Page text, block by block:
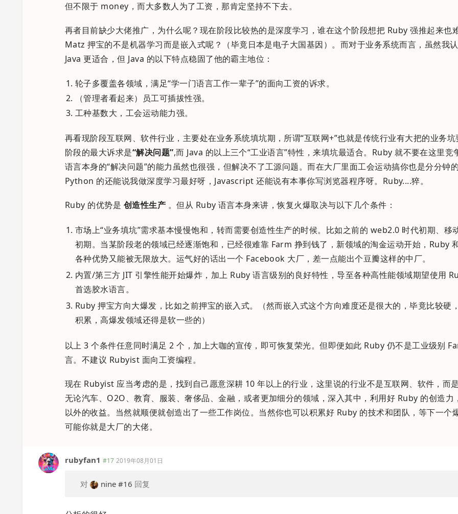
但不限于 money，而大多数人为了工资，那肯定坚持不下去。
再者目前缺少大佬推广，为什么呢？现在阶段比较热的是深度学习，谁在这个阶段想把 Ruby 强推起来也
Matz 押宝的不是机器学习而是嵌入式呢？（毕竟日本是电子大国基因）。而对于业务系统而言，虽然我
Java 更适合，但 Java 的以下特点稳固了他的霸主地位：
轮子多覆盖各领域，满足“学一门语言工作一辈子”的面向工资的诉求。
（管理者看起来）员工可插拔性强。
工种基数大，工会运动能力强。
再看现阶段互联网、软件行业，主要处在业务系统填坑期，所谓“互联网+”也就是传统行业有大把的业务
阶段的最大诉求是“解决问题”,而 Java 的以上三个“工业语言”特性，来填坑最适合。Ruby 就不要在这里竞
语言本身的“解决问题”的能力虽然也很强，但解决不了工源问题。而在大厂里面工会运动搞你也是分分钟
Python 的还能说我做深度学习最好呀，Javascript 还能说有本事你写浏览器程序呀。Ruby....猝。
Ruby 的优势是 创造性生产 。但从 Ruby 语言本身来讲，恢复火爆取决与以下几个条件：
市场上“业务填坑”需求基本慢慢饱和，转而需要创造性生产的时候。比如之前的 web2.0 时代初期、移
初期。当某阶段老的领域已经逐渐饱和，已经很难靠 Farm 挣到钱了，新领域的淘金运动开始，Ruby
各种优势又能被无限放大。运气好的话出一个 Facebook 大厂，差一点能出个豆瓣这样的中厂。
内置/第三方 JIT 引擎性能开始爆炸，加上 Ruby 语言级别的良好特性，导至各种高性能领域期望使用
首选胶水语言。
Ruby 押宝方向大爆发，比如之前押宝的嵌入式。（然而嵌入式这个方向难度还是很大的，毕竟比较硬
积累，高爆发领域还得是软一些的）
以上 3 个条件任意同时满足 2 个，加上大咖的宣传，即可恢复荣光。但即便如此 Ruby 仍不是工业级别
言。不建议 Rubyist 面向工资编程。
现在 Rubyist 应当考虑的是，找到自己愿意深耕 10 年以上的行业，这里说的行业不是互联网、软件，而
无论汽车、O2O、教育、服装、奢侈品、金融，或者更加细分的领域，深入其中，利用好 Ruby 的创造力
以外的收益。当然就顺便就创造出了一些工作岗位。当然你也可以积累好 Ruby 的技术和团队，等下一个
可能你就是大厂的大佬。
rubyfan1 #17 2019年08月01日
对 nine #16 回复